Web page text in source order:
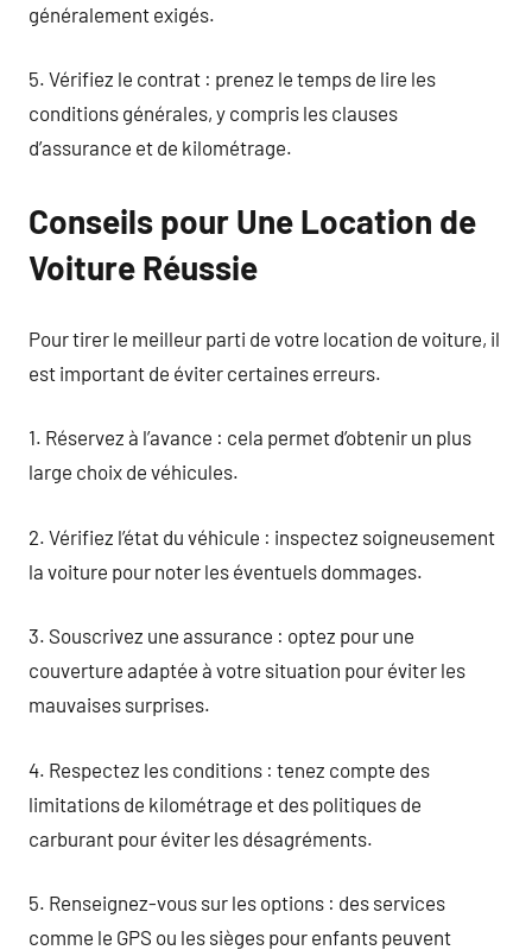
généralement exigés.
5. Vérifiez le contrat : prenez le temps de lire les
conditions générales, y compris les clauses
d’assurance et de kilométrage.
Conseils pour Une Location de
Voiture Réussie
Pour tirer le meilleur parti de votre location de voiture, il
est important de éviter certaines erreurs.
1. Réservez à l’avance : cela permet d’obtenir un plus
large choix de véhicules.
2. Vérifiez l’état du véhicule : inspectez soigneusement
la voiture pour noter les éventuels dommages.
3. Souscrivez une assurance : optez pour une
couverture adaptée à votre situation pour éviter les
mauvaises surprises.
4. Respectez les conditions : tenez compte des
limitations de kilométrage et des politiques de
carburant pour éviter les désagréments.
5. Renseignez-vous sur les options : des services
comme le GPS ou les sièges pour enfants peuvent